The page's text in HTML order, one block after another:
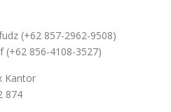
(+62 857-2962-9508)
(+62 856-4108-3527)
Kantor
874